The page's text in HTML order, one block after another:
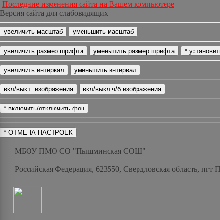
Последние изменения сайта на Вашем компьютере
Версия сайта для слабовидящих
МБОУ ПМО СО "Пышминская СОШ"
Российская Федерация, 623550, Свердловская область,